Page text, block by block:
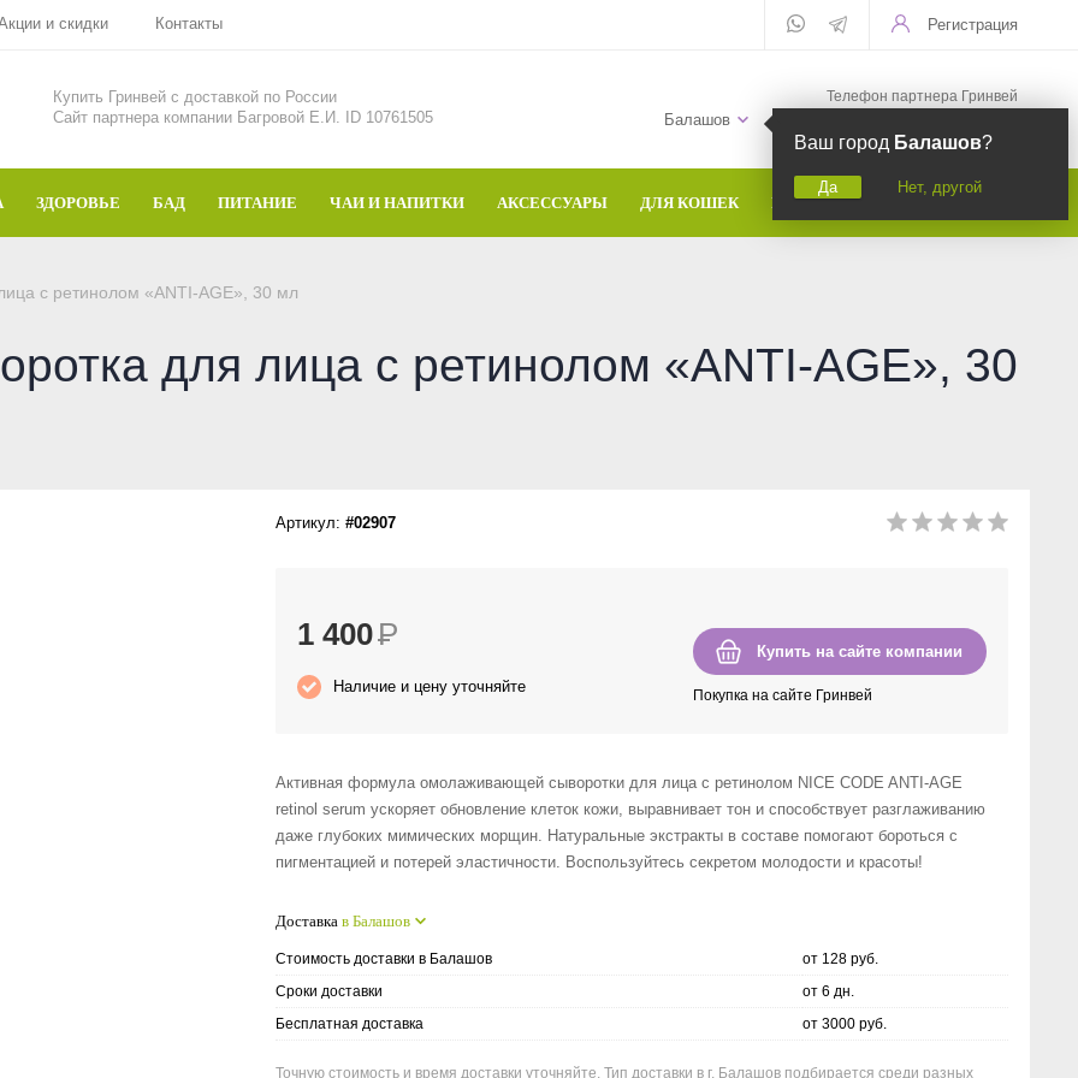
и скидки Контакты Регистрация
Купить Гринвей c доставкой по России
Сайт партнера компании Багровой Е.И. ID 10761505
Балашов
Ваш город Балашов?
Да Нет, другой
Телефон партнера Гринвей
ЗДОРОВЬЕ БАД ПИТАНИЕ ЧАИ И НАПИТКИ АКСЕССУАРЫ ДЛЯ КОШЕК БРЕНДЫ
с ретинолом «ANTI-AGE», 30 мл
для лица с ретинолом «ANTI-AGE», 30
Артикул: #02907
Купить на сайте компании
Покупка на сайте Гринвей
1 400Р
Наличие и цену уточняйте
Активная формула омолаживающей сыворотки для лица с ретинолом NICE CODE ANTI-AGE
retinol serum ускоряет обновление клеток кожи, выравнивает тон и способствует разглаживанию
даже глубоких мимических морщин. Натуральные экстракты в составе помогают бороться с
пигментацией и потерей эластичности. Воспользуйтесь секретом молодости и красоты!
Доставка в Балашов
Стоимость доставки в Балашов
от 128 руб.
Сроки доставки
от 6 дн.
Бесплатная доставка
от 3000 руб.
Точную стоимость и время доставки уточняйте. Тип доставки в г. Балашов подбирается среди разных